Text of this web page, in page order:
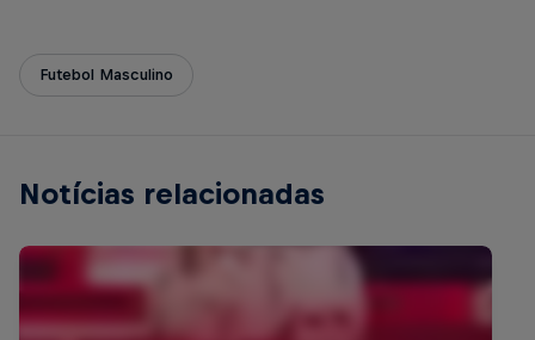
Futebol Masculino
Notícias relacionadas